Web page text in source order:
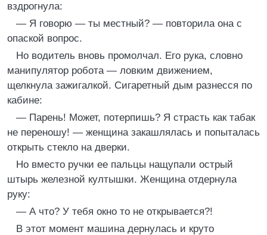
вздрогнула:
— Я говорю — ты местный? — повторила она с
опаской вопрос.
Но водитель вновь промолчал. Его рука, словно
манипулятор робота — ловким движением,
щелкнула зажигалкой. Сигаретный дым разнесся по
кабине:
— Парень! Может, потерпишь? Я страсть как табак
не переношу! — женщина закашлялась и попыталась
открыть стекло на дверки.
Но вместо ручки ее пальцы нащупали острый
штырь железной култышки. Женщина отдернула
руку:
— А что? У тебя окно то не открывается?!
В этот момент машина дернулась и круто